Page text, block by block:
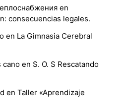
en
consecuencias legales.
en La Gimnasia Cerebral
cano en S. O. S Rescatando
en Taller «Aprendizaje